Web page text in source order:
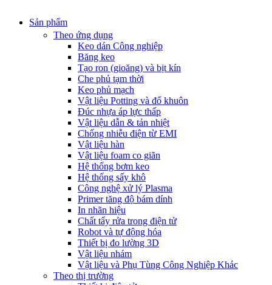
Sản phẩm
Theo ứng dụng
Keo dán Công nghiệp
Băng keo
Tạo ron (gioăng) và bịt kín
Che phủ tạm thời
Keo phủ mạch
Vật liệu Potting và đổ khuôn
Đúc nhựa áp lực thấp
Vật liệu dẫn & tản nhiệt
Chống nhiễu điện từ EMI
Vật liệu hàn
Vật liệu foam co giãn
Hệ thống bơm keo
Hệ thống sấy khô
Công nghệ xử lý Plasma
Primer tăng độ bám dính
In nhãn hiệu
Chất tẩy rửa trong điện tử
Robot và tự động hóa
Thiết bị đo lường 3D
Vật liệu nhám
Vật liệu và Phụ Tùng Công Nghiệp Khác
Theo thị trường